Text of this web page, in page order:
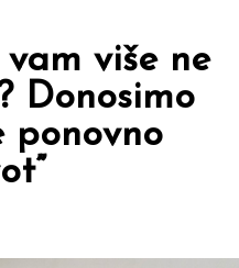
više ne
Donosimo
ponovno